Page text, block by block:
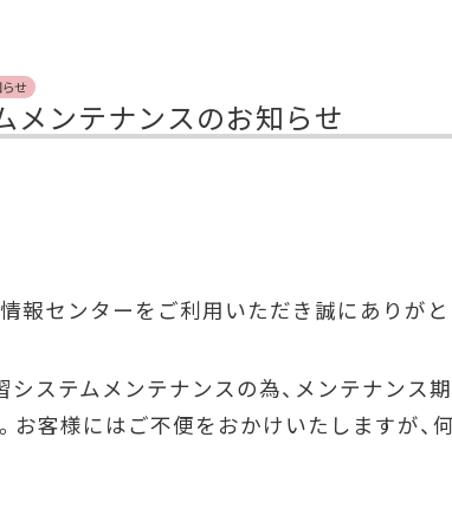
メンテナンスのお知らせ
せ
報センターをご利用いただき誠にありがと
システムメンテナンスの為、メンテナンス
お客様にはご不便をおかけいたしますが